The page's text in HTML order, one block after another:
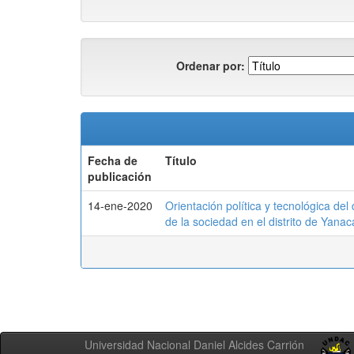
Ordenar por:
Fecha de
publicación
Título
14-ene-2020
Orientación política y tecnológica
de la sociedad en el distrito de
Universidad Nacional Daniel Alcides Carrión